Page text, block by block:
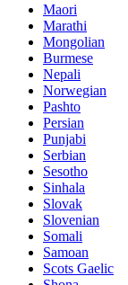
Maori
Marathi
Mongolian
Burmese
Nepali
Norwegian
Pashto
Persian
Punjabi
Serbian
Sesotho
Sinhala
Slovak
Slovenian
Somali
Samoan
Scots Gaelic